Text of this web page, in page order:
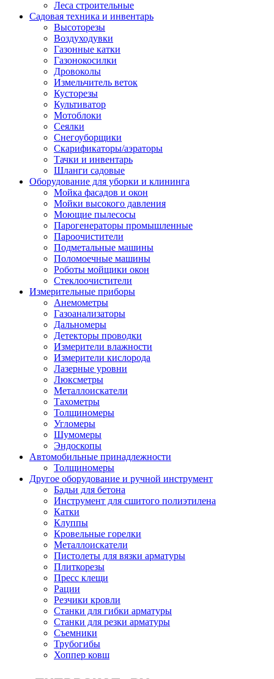
Леса строительные
Садовая техника и инвентарь
Высоторезы
Воздуходувки
Газонные катки
Газонокосилки
Дровоколы
Измельчитель веток
Кусторезы
Культиватор
Мотоблоки
Сеялки
Снегоуборщики
Скарификаторы/аэраторы
Тачки и инвентарь
Шланги садовые
Оборудование для уборки и клининга
Мойка фасадов и окон
Мойки высокого давления
Моющие пылесосы
Парогенераторы промышленные
Пароочистители
Подметальные машины
Поломоечные машины
Роботы мойщики окон
Стеклоочистители
Измерительные приборы
Анемометры
Газоанализаторы
Дальномеры
Детекторы проводки
Измерители влажности
Измерители кислорода
Лазерные уровни
Люксметры
Металлоискатели
Тахометры
Толщиномеры
Угломеры
Шумомеры
Эндоскопы
Автомобильные принадлежности
Толщиномеры
Другое оборудование и ручной инструмент
Бадьи для бетона
Инструмент для сшитого полиэтилена
Катки
Клуппы
Кровельные горелки
Металлоискатели
Пистолеты для вязки арматуры
Плиткорезы
Пресс клещи
Рации
Резчики кровли
Станки для гибки арматуры
Станки для резки арматуры
Съемники
Трубогибы
Хоппер ковш